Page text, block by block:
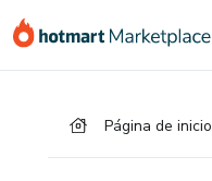
Página de inicio